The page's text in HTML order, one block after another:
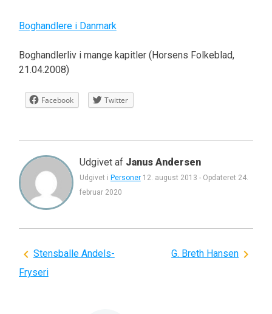
Boghandlere i Danmark
Boghandlerliv i mange kapitler (Horsens Folkeblad,
21.04.2008)
Facebook Twitter
Udgivet af Janus Andersen
Udgivet i Personer 12. august 2013 - Opdateret 24.
februar 2020
Indlægsnavigation
Stensballe Andels-
Fryseri
G. Breth Hansen